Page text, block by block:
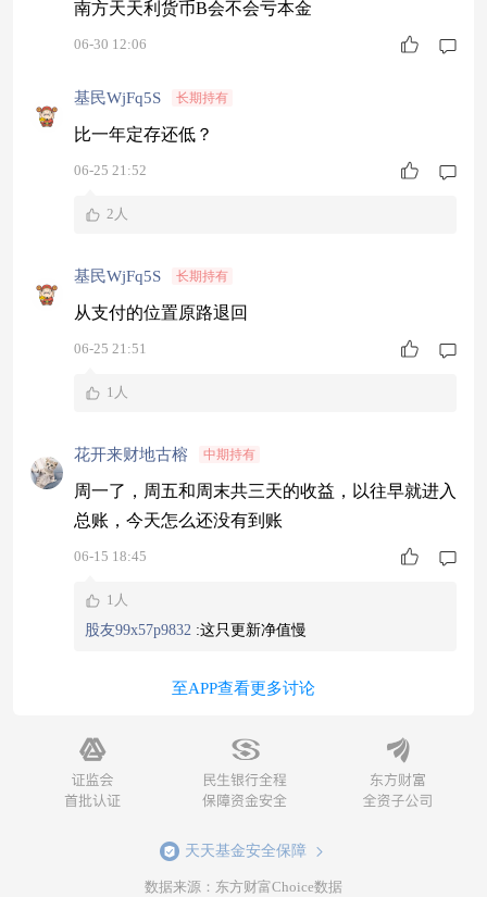
南方天天利货币B会不会亏本金
06-30 12:06
基民WjFq5S 长期持有
比一年定存还低？
06-25 21:52
2人
基民WjFq5S 长期持有
从支付的位置原路退回
06-25 21:51
1人
花开来财地古榕 中期持有
周一了，周五和周末共三天的收益，以往早就进入
总账，今天怎么还没有到账
06-15 18:45
1人
股友99x57p9832 :这只更新净值慢
至APP查看更多讨论
天天基金安全保障
数据来源：东方财富Choice数据